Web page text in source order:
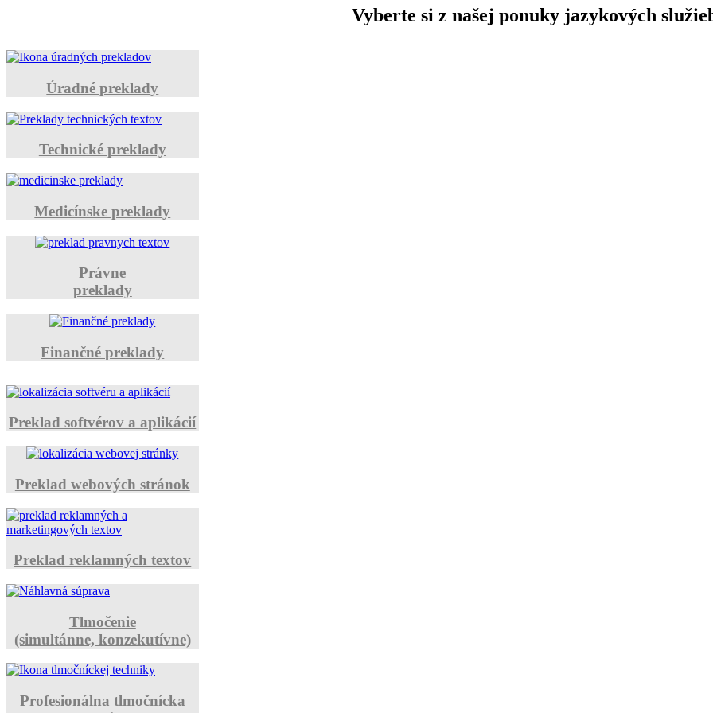
Vyberte si z našej ponuky jazykových
Úradné preklady
Technické preklady
Medicínske preklady
Právne
preklady
Finančné preklady
Preklad softvérov a aplikácií
Preklad webových stránok
Preklad reklamných textov
Tlmočenie
(simultánne, konzekutívne)
Profesionálna tlmočnícka